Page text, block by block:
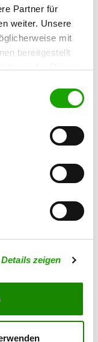
Partner für
weiter. Unsere
mit
bereitgestellt
nutzen.
Details zeigen
Details
Details
Details